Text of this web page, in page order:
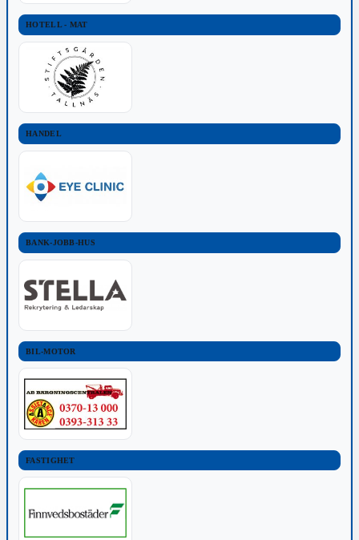
HOTELL - MAT
HANDEL
BANK-JOBB-HUS
BIL-MOTOR
FASTIGHET